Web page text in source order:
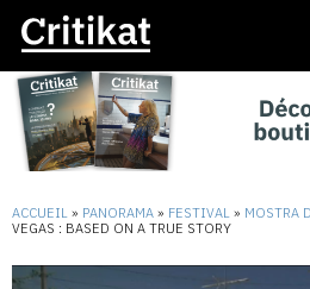
ACCUEIL » PANORAMA » FESTIVAL » MOSTRA
VEGAS : BASED ON A TRUE STORY